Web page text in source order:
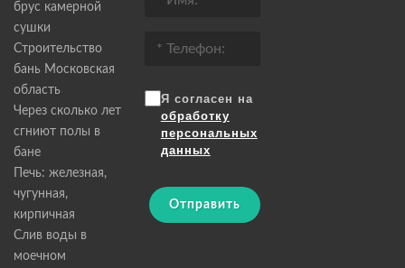
брус камерной
сушки
Строительство
бань Московская
область
Через сколько лет
сгниют полы в
бане
Печь: железная,
чугунная,
кирпичная
Слив воды в
моечном
Я согласен на
обработку
персональных
данных
Отправить